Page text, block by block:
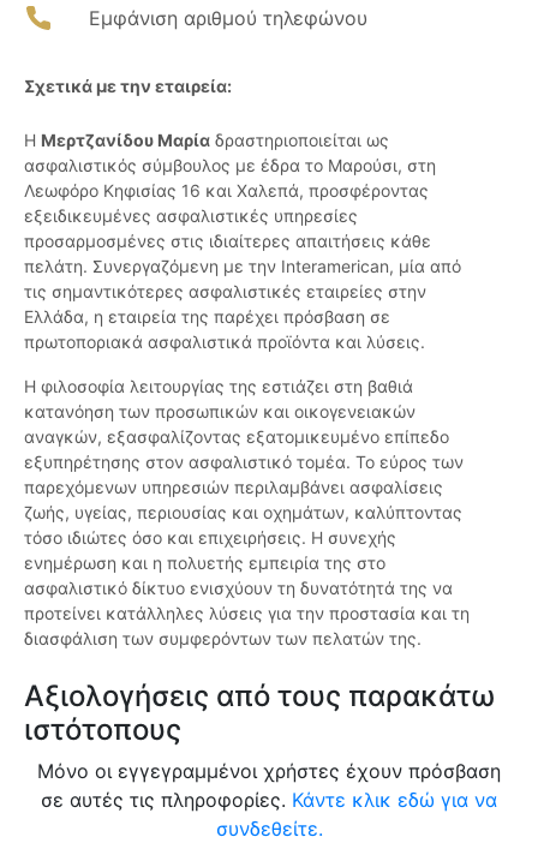
Εμφάνιση αριθμού τηλεφώνου
Σχετικά με την εταιρεία:
Η Μερτζανίδου Μαρία δραστηριοποιείται ως
ασφαλιστικός σύμβουλος με έδρα το Μαρούσι, στη
Λεωφόρο Κηφισίας 16 και Χαλεπά, προσφέροντας
εξειδικευμένες ασφαλιστικές υπηρεσίες
προσαρμοσμένες στις ιδιαίτερες απαιτήσεις κάθε
πελάτη. Συνεργαζόμενη με την Interamerican, μία από
τις σημαντικότερες ασφαλιστικές εταιρείες στην
Ελλάδα, η εταιρεία της παρέχει πρόσβαση σε
πρωτοποριακά ασφαλιστικά προϊόντα και λύσεις.
Η φιλοσοφία λειτουργίας της εστιάζει στη βαθιά
κατανόηση των προσωπικών και οικογενειακών
αναγκών, εξασφαλίζοντας εξατομικευμένο επίπεδο
εξυπηρέτησης στον ασφαλιστικό τομέα. Το εύρος των
παρεχόμενων υπηρεσιών περιλαμβάνει ασφαλίσεις
ζωής, υγείας, περιουσίας και οχημάτων, καλύπτοντας
τόσο ιδιώτες όσο και επιχειρήσεις. Η συνεχής
ενημέρωση και η πολυετής εμπειρία της στο
ασφαλιστικό δίκτυο ενισχύουν τη δυνατότητά της να
προτείνει κατάλληλες λύσεις για την προστασία και τη
διασφάλιση των συμφερόντων των πελατών της.
Αξιολογήσεις από τους παρακάτω
ιστότοπους
Μόνο οι εγγεγραμμένοι χρήστες έχουν πρόσβαση
σε αυτές τις πληροφορίες. Κάντε κλικ εδώ για να
συνδεθείτε.